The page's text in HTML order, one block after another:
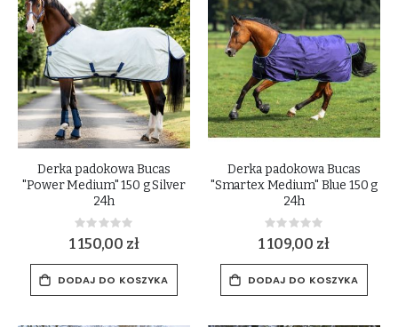
Derka padokowa Bucas
"Power Medium" 150 g Silver
24h
Rating:
0%
1 150,00 zł
DODAJ DO KOSZYKA
Derka padokowa Bucas
"Smartex Medium" Blue 150 g
24h
Rating:
0%
1 109,00 zł
DODAJ DO KOSZYKA